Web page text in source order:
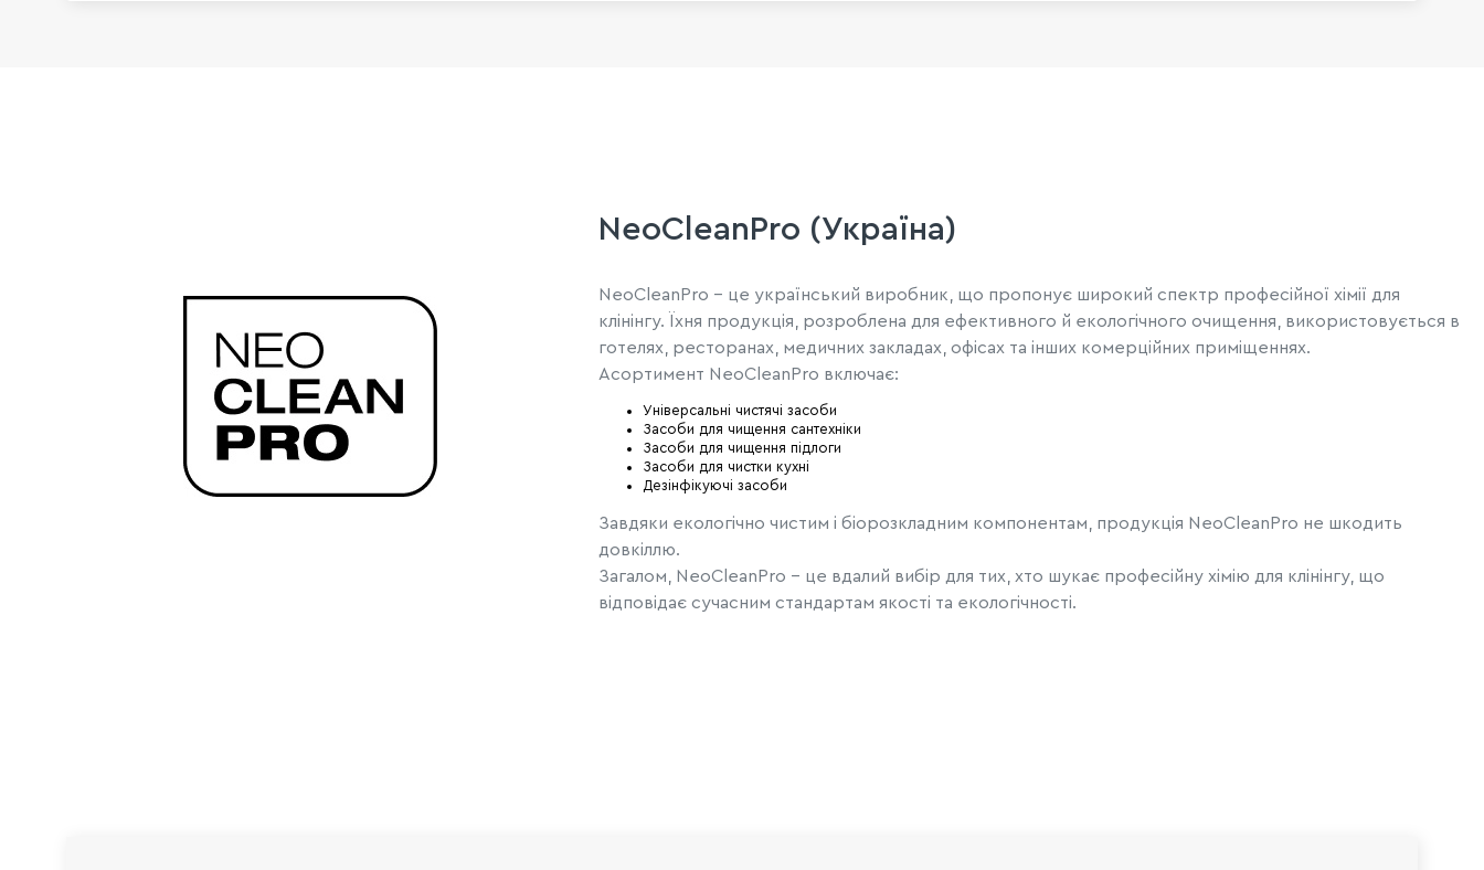
NeoCleanPro (Україна)
NeoCleanPro - це український виробник, що пропонує широкий спектр професійної хімії для
клінінгу. Їхня продукція, розроблена для ефективного й екологічного очищення, використовується в
готелях, ресторанах, медичних закладах, офісах та інших комерційних приміщеннях.
Асортимент NeoCleanPro включає:
Універсальні чистячі засоби
Засоби для чищення сантехніки
Засоби для чищення підлоги
Засоби для чистки кухні
Дезінфікуючі засоби
Завдяки екологічно чистим і біорозкладним компонентам, продукція NeoCleanPro не шкодить
довкіллю.
Загалом, NeoCleanPro - це вдалий вибір для тих, хто шукає професійну хімію для клінінгу, що
відповідає сучасним стандартам якості та екологічності.